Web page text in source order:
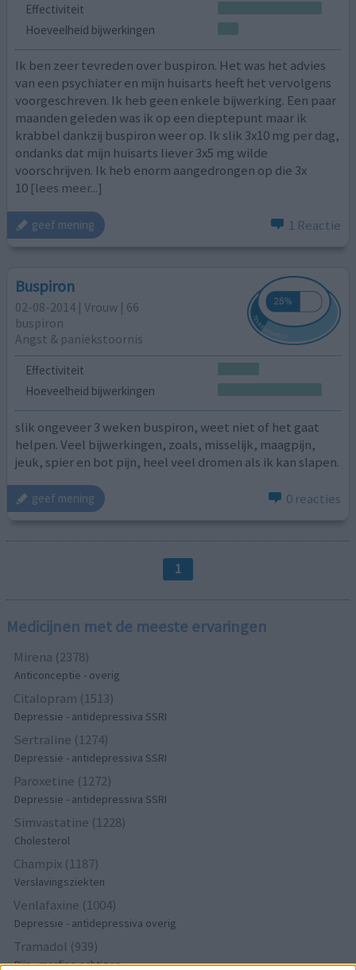
Effectiviteit
Hoeveelheid bijwerkingen
Ik ben zeer tevreden over buspiron. Het was het advies
van een psychiater en mijn huisarts heeft het vervolgens
voorgeschreven. Ik heb geen enkele bijwerking. Een paar
maanden geleden was ik op een dieptepunt maar ik
krabbel dankzij buspiron weer op. Ik slik 3x10 mg per dag,
ondanks dat mijn huisarts liever 3x5 mg wilde
voorschrijven. Ik heb enorm aangedrongen op die 3x
10 [lees meer...]
geef mening 1 Reactie
Buspiron
02-08-2014 | Vrouw | 66
buspiron
Angst & paniekstoornis
Effectiviteit
Hoeveelheid bijwerkingen
slik ongeveer 3 weken buspiron, weet niet of het gaat
helpen. Veel bijwerkingen, zoals, misselijk, maagpijn,
jeuk, spier en bot pijn, heel veel dromen als ik kan slapen.
geef mening 0 reacties
1
Medicijnen met de meeste ervaringen
Mirena (2378)
Anticonceptie - overig
Citalopram (1513)
Depressie - antidepressiva SSRI
Sertraline (1274)
Depressie - antidepressiva SSRI
Paroxetine (1272)
Depressie - antidepressiva SSRI
Simvastatine (1228)
Cholesterol
Champix (1187)
Verslavingsziekten
Venlafaxine (1004)
Depressie - antidepressiva overig
Tramadol (939)
Pijn - morfine-achtigen